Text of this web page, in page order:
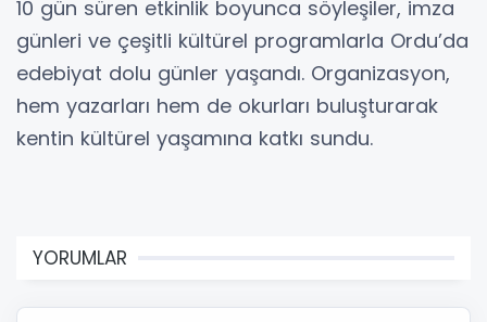
10 gün süren etkinlik boyunca söyleşiler, imza
günleri ve çeşitli kültürel programlarla Ordu’da
edebiyat dolu günler yaşandı. Organizasyon,
hem yazarları hem de okurları buluşturarak
kentin kültürel yaşamına katkı sundu.
YORUMLAR